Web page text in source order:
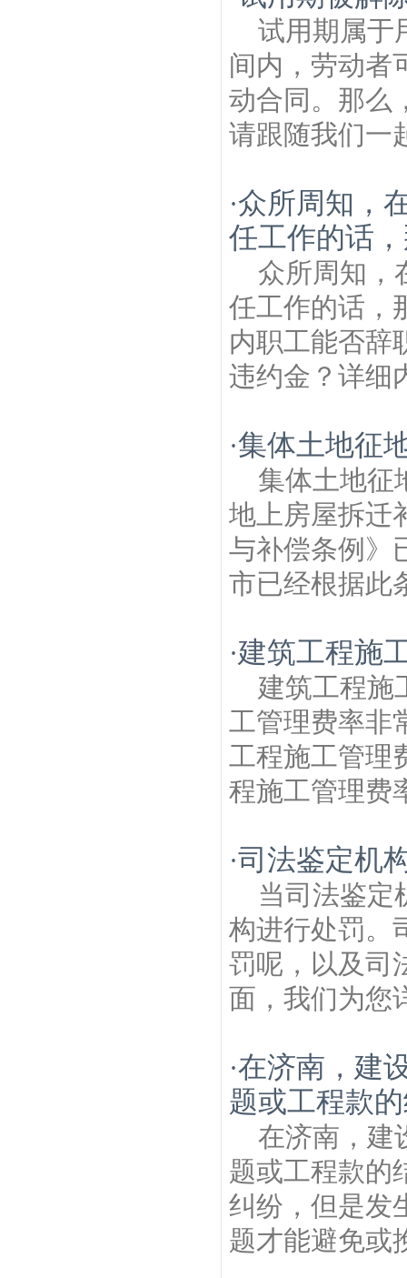
试用期属于
间内，劳动者
动合同。那么
请跟随我们一
·众所周知，
任工作的话
众所周知，
任工作的话，
内职工能否辞
违约金？详细
·集体土地征
集体土地征
地上房屋拆迁
与补偿条例》
市已经根据此
·建筑工程施
建筑工程施
工管理费率非
工程施工管理
程施工管理费
·司法鉴定机
当司法鉴定
构进行处罚。
罚呢，以及司
面，我们为您
·在济南，建
题或工程款
在济南，建
题或工程款的
纠纷，但是发
题才能避免或